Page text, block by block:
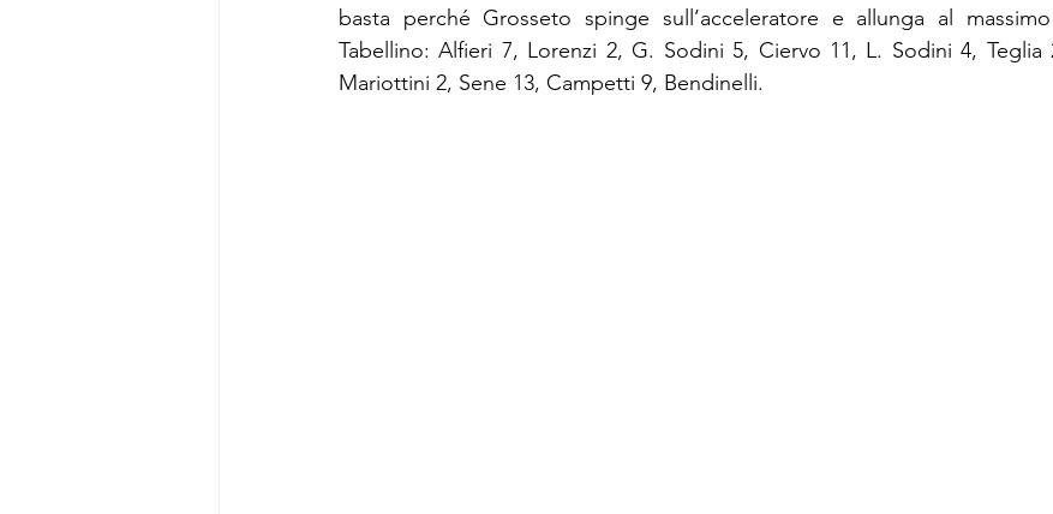
basta perché Grosseto spinge sull’acceleratore e allunga al
Tabellino: Alfieri 7, Lorenzi 2, G. Sodini 5, Ciervo 11, L. Sodini 4, Teglia
Mariottini 2, Sene 13, Campetti 9, Bendinelli.